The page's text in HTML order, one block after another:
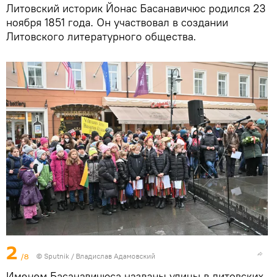
Литовский историк Йонас Басанавичюс родился 23
ноября 1851 года. Он участвовал в создании
Литовского литературного общества.
2 /8 © Sputnik / Владислав Адамовский